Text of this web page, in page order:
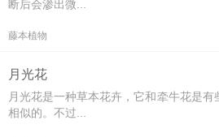
断后会渗出微...
藤本植物
月光花
月光花是一种草本花卉，它和牵牛花是有
相似的。不过...